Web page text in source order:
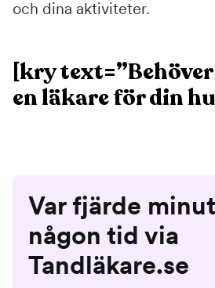
och dina aktiviteter.
[kry
en läkare för din
Var fjärde
någon tid via
Tandläkare.se